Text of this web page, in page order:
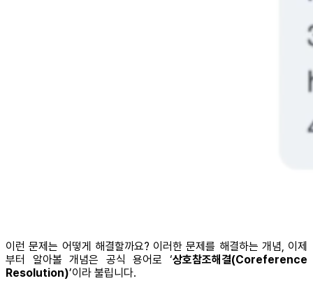
이런 문제는 어떻게 해결할까요? 이러한 문제를 해결하는 개념, 이제
부터 알아볼 개념은 공식 용어로 ‘상호참조해결(Coreference
Resolution)’이라 불립니다.